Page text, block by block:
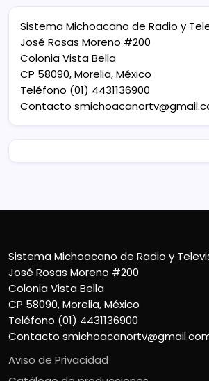
Sistema Michoacano de Radio y
José Rosas Moreno #200
Colonia Vista Bella
CP 58090, Morelia, México
Teléfono (01) 4431136900
Contacto
Sistema Michoacano de Radio y
José Rosas Moreno #200
Colonia Vista Bella
CP 58090, Morelia, México
Teléfono (01) 4431136900
Contacto
Aviso de Privacidad